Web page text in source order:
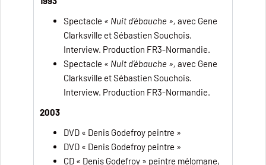
Spectacle « Nuit d’ébauche », avec Gene
Clarksville et Sébastien Souchois.
Interview. Production FR3-Normandie.
Spectacle « Nuit d’ébauche », avec Gene
Clarksville et Sébastien Souchois.
Interview. Production FR3-Normandie.
2003
DVD « Denis Godefroy peintre »
DVD « Denis Godefroy peintre »
CD « Denis Godefroy » peintre mélomane,